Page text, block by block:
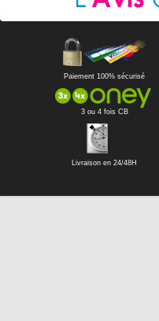
Paiement 100% sécurisé
3 ou 4 fois CB
Livraison en 24/48H